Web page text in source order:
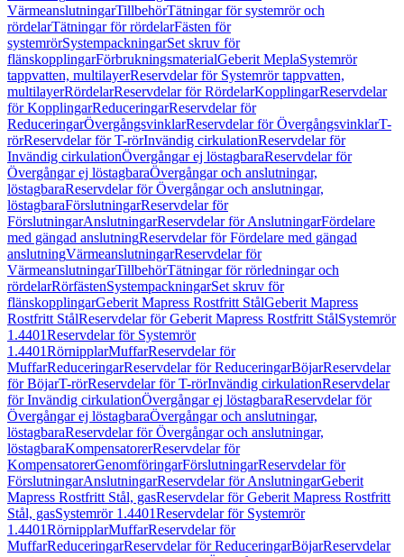
VärmeanslutningarTillbehörTätningar för systemrör och
rördelarTätningar för rördelarFästen för
systemrörSystempackningarSet skruv för
flänskopplingarFörbrukningsmaterialGeberit MeplaSystemrör
tappvatten, multilayerReservdelar för Systemrör tappvatten,
multilayerRördelarReservdelar för RördelarKopplingarReservdelar
för KopplingarReduceringarReservdelar för
ReduceringarÖvergångsvinklarReservdelar för ÖvergångsvinklarT-
rörReservdelar för T-rörInvändig cirkulationReservdelar för
Invändig cirkulationÖvergångar ej löstagbaraReservdelar för
Övergångar ej löstagbaraÖvergångar och anslutningar,
löstagbaraReservdelar för Övergångar och anslutningar,
löstagbaraFörslutningarReservdelar för
FörslutningarAnslutningarReservdelar för AnslutningarFördelare
med gängad anslutningReservdelar för Fördelare med gängad
anslutningVärmeanslutningarReservdelar för
VärmeanslutningarTillbehörTätningar för rörledningar och
rördelarRörfästenSystempackningarSet skruv för
flänskopplingarGeberit Mapress Rostfritt StålGeberit Mapress
Rostfritt StålReservdelar för Geberit Mapress Rostfritt StålSystemrör
1.4401Reservdelar för Systemrör
1.4401RörnipplarMuffarReservdelar för
MuffarReduceringarReservdelar för ReduceringarBöjarReservdelar
för BöjarT-rörReservdelar för T-rörInvändig cirkulationReservdelar
för Invändig cirkulationÖvergångar ej löstagbaraReservdelar för
Övergångar ej löstagbaraÖvergångar och anslutningar,
löstagbaraReservdelar för Övergångar och anslutningar,
löstagbaraKompensatorerReservdelar för
KompensatorerGenomföringarFörslutningarReservdelar för
FörslutningarAnslutningarReservdelar för AnslutningarGeberit
Mapress Rostfritt Stål, gasReservdelar för Geberit Mapress Rostfritt
Stål, gasSystemrör 1.4401Reservdelar för Systemrör
1.4401RörnipplarMuffarReservdelar för
MuffarReduceringarReservdelar för ReduceringarBöjarReservdelar